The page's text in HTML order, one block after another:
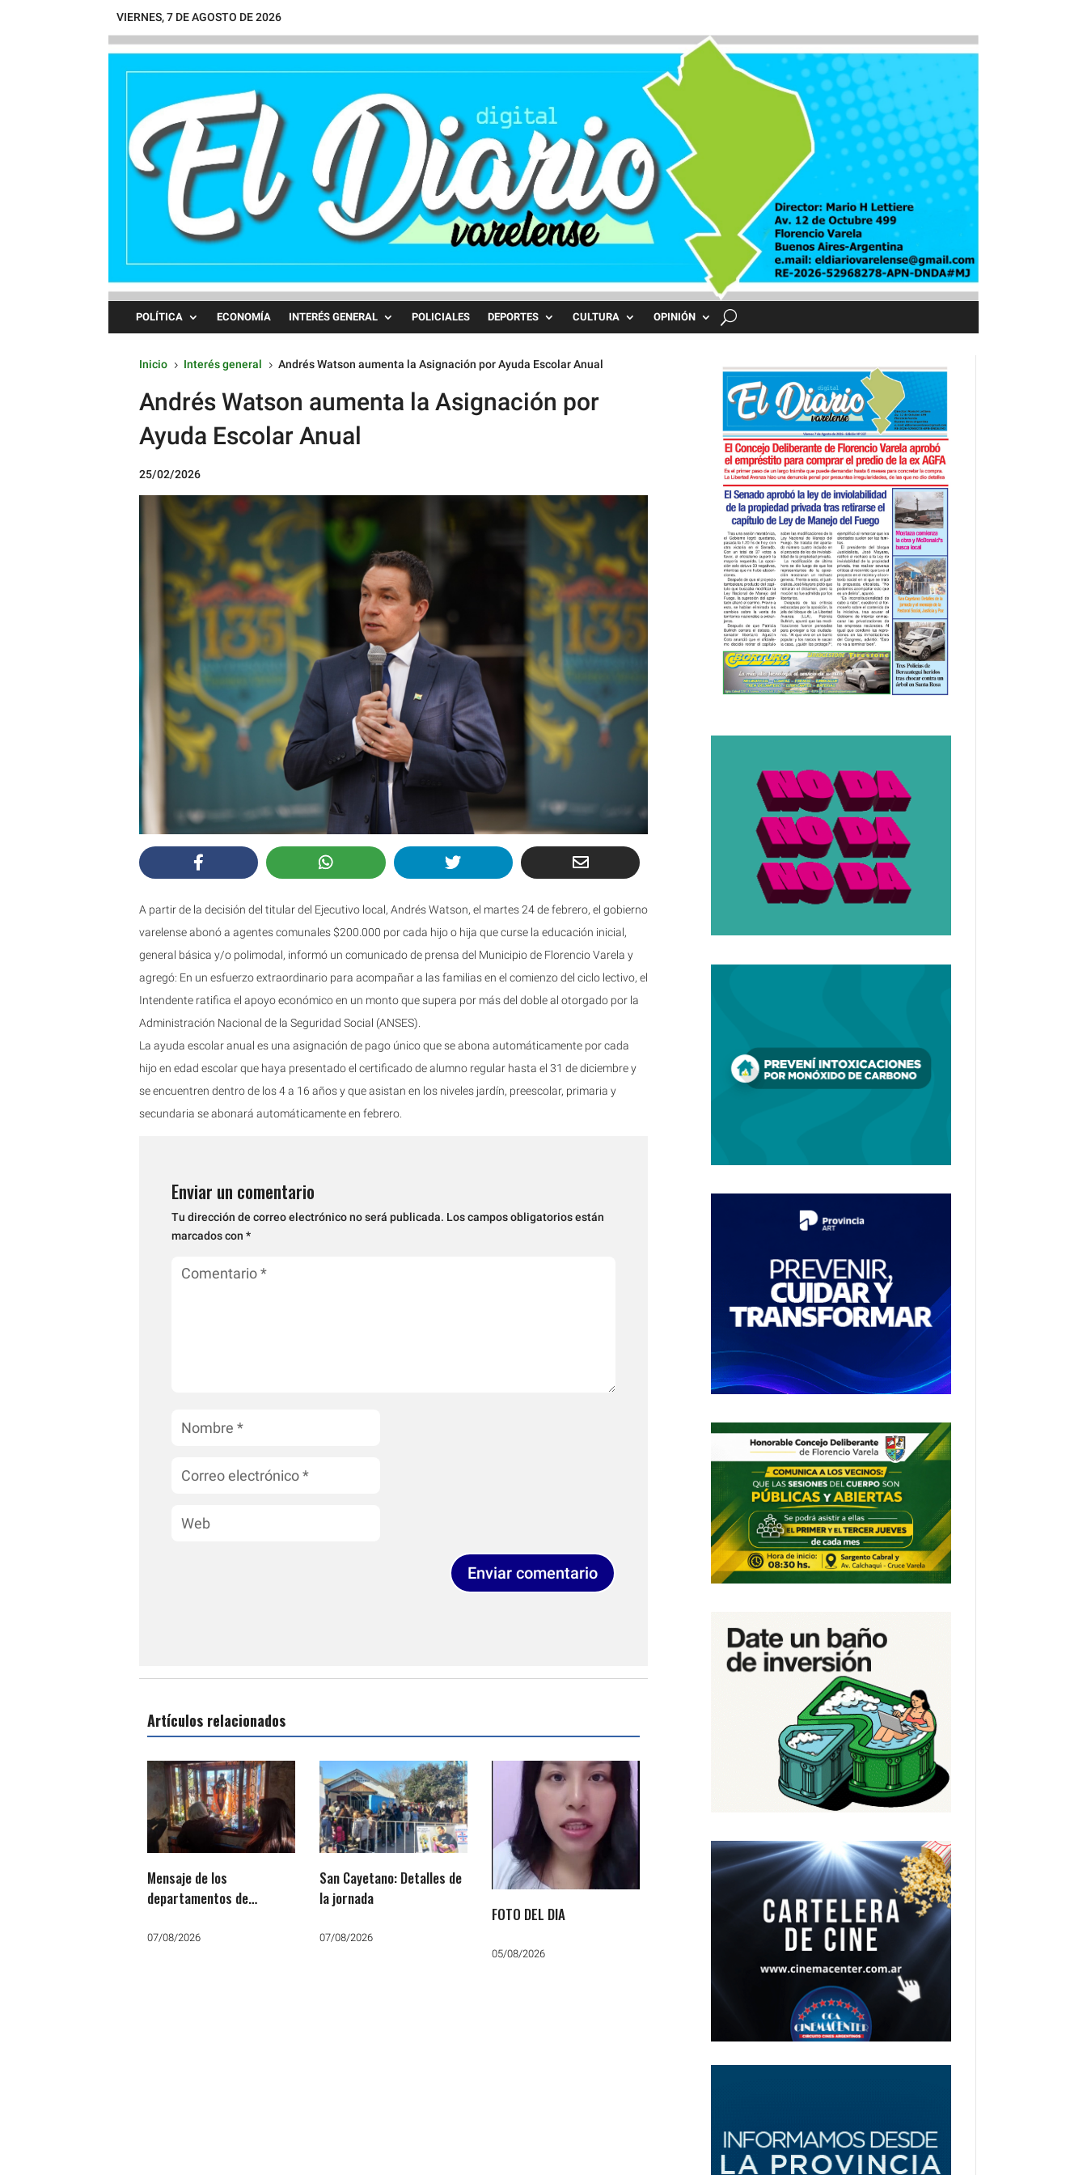
VIERNES, 7 DE AGOSTO DE 2026
POLÍTICA ECONOMÍA INTERÉS GENERAL POLICIALES DEPORTES CULTURA OPINIÓN
Inicio 5 Interés general 5 Andrés Watson aumenta la Asignación por Ayuda Escolar Anual
Andrés Watson aumenta la Asignación por
Ayuda Escolar Anual
25/02/2026
A partir de la decisión del titular del Ejecutivo local, Andrés Watson, el martes 24 de febrero, el gobierno
varelense abonó a agentes comunales $200.000 por cada hijo o hija que curse la educación inicial,
general básica y/o polimodal, informó un comunicado de prensa del Municipio de Florencio Varela y
agregó: En un esfuerzo extraordinario para acompañar a las familias en el comienzo del ciclo lectivo, el
Intendente ratifica el apoyo económico en un monto que supera por más del doble al otorgado por la
Administración Nacional de la Seguridad Social (ANSES).
La ayuda escolar anual es una asignación de pago único que se abona automáticamente por cada
hijo en edad escolar que haya presentado el certificado de alumno regular hasta el 31 de diciembre y
se encuentren dentro de los 4 a 16 años y que asistan en los niveles jardín, preescolar, primaria y
secundaria se abonará automáticamente en febrero.
Enviar un comentario
Tu dirección de correo electrónico no será publicada. Los campos obligatorios están
marcados con *
Enviar comentario
Artículos relacionados
Mensaje de los
departamentos de
Paz por San Cayetano:
07/08/2026
San Cayetano: Detalles de
la jornada
07/08/2026
FOTO DEL DIA
05/08/2026